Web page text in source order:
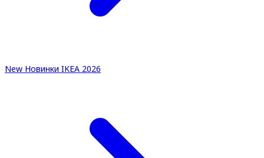
New Новинки IKEA 2026